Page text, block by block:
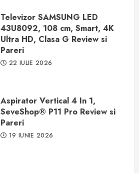
Televizor SAMSUNG LED
43U8092, 108 cm, Smart, 4K
Ultra HD, Clasa G Review si
Pareri
22 IULIE 2026
Aspirator Vertical 4 In 1,
SeveShop® P11 Pro Review si
Pareri
19 IUNIE 2026